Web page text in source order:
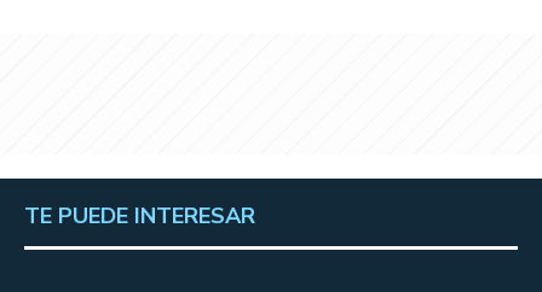
TE PUEDE INTERESAR